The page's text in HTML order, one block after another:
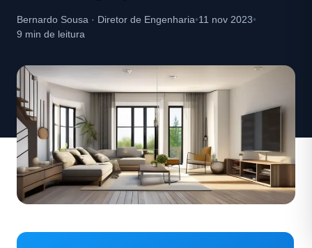
Bernardo Sousa · Diretor de Engenharia•11 nov 2023•
9 min de leitura